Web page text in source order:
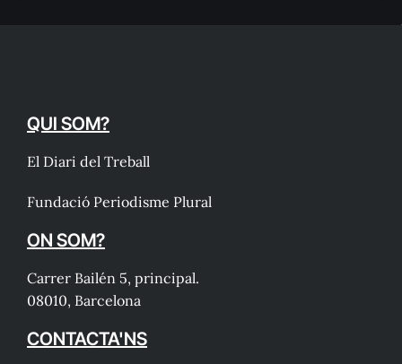
QUI SOM?
El Diari del Treball
Fundació Periodisme Plural
ON SOM?
Carrer Bailén 5, principal.
08010, Barcelona
CONTACTA'NS